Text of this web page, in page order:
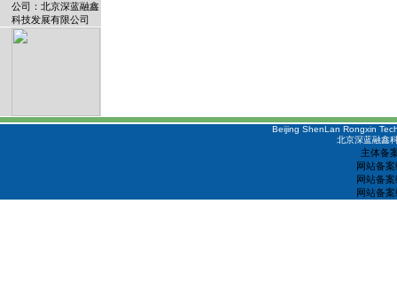
公司：北京深蓝融鑫
科技发展有限公司
Beijing ShenLan Rongxin
北京深蓝融鑫
主体备
网站备
网站备
网站备